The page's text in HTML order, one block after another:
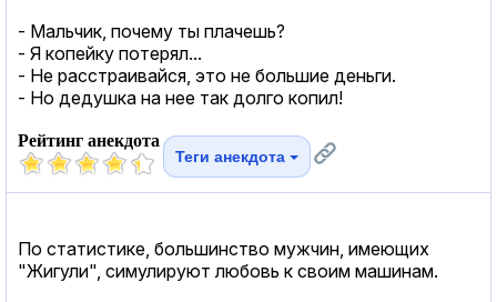
- Мальчик, почему ты плачешь?
- Я копейку потерял...
- Не расстраивайся, это не большие деньги.
- Но дедушка на нее так долго копил!
Рейтинг анекдота
Теги анекдота
По статистике, большинство мужчин, имеющих
"Жигули", симулируют любовь к своим машинам.